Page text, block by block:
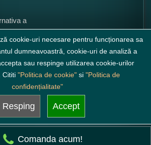
a
cookie-uri necesare pentru funcționarea sa
dumneavoastră, cookie-uri de analiză a
sau respinge utilizarea cookie-urilor
Cititi "Politica de cookie" si "Politica de
confidențialitate"
Resping Accept
Comanda acum!